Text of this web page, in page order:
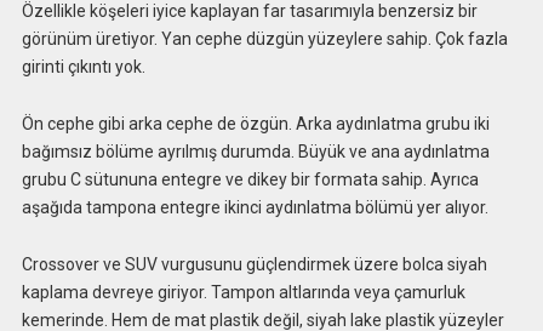
Özellikle köşeleri iyice kaplayan far tasarımıyla benzersiz bir
görünüm üretiyor. Yan cephe düzgün yüzeylere sahip. Çok fazla
girinti çıkıntı yok.
Ön cephe gibi arka cephe de özgün. Arka aydınlatma grubu iki
bağımsız bölüme ayrılmış durumda. Büyük ve ana aydınlatma
grubu C sütununa entegre ve dikey bir formata sahip. Ayrıca
aşağıda tampona entegre ikinci aydınlatma bölümü yer alıyor.
Crossover ve SUV vurgusunu güçlendirmek üzere bolca siyah
kaplama devreye giriyor. Tampon altlarında veya çamurluk
kemerinde. Hem de mat plastik değil, siyah lake plastik yüzeyler